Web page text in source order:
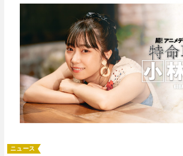
ゲーム・アプリ
映画
グッズ
声優
舞台
インタビュー
ラキりす
連載マンガ一覧
番組・動画一覧
動画
連載・ブログ
連載・ブログ一覧
編集部ブログ・お知らせ
ニュース